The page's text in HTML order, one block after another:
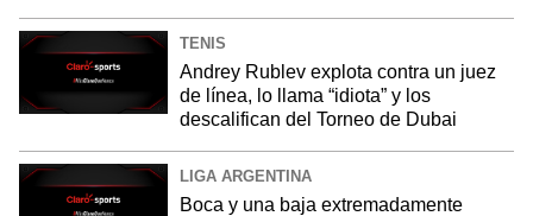
TENIS
Andrey Rublev explota contra un juez
de línea, lo llama “idiota” y los
descalifican del Torneo de Dubai
LIGA ARGENTINA
Boca y una baja extremadamente